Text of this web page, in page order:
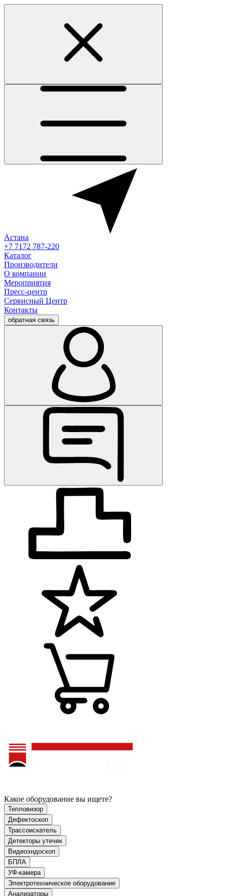
Астана
+7 7172 787-220
Каталог
Производители
О компании
Мероприятия
Пресс-центр
Сервисный Центр
Контакты
обратная связь
Какое оборудование вы ищете?
Тепловизор
Дефектоскоп
Трассоискатель
Детекторы утечек
Видеоэндоскоп
БПЛА
УФ-камера
Электротехническое оборудование
Анализаторы